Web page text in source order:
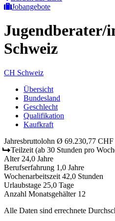
Jobangebote
Jugendberater/
Schweiz
CH Schweiz
Übersicht
Bundesland
Geschlecht
Qualifikation
Kaufkraft
Jahresbruttolohn Ø 69.230,77 CHF
Teilzeit (ab 30 Stunden pro
Alter 24,0 Jahre
Berufserfahrung 1,0 Jahre
Wochenarbeitszeit 42,0 Stunden
Urlaubstage 25,0 Tage
Anzahl Monatsgehälter 12
Alle Daten sind errechnete